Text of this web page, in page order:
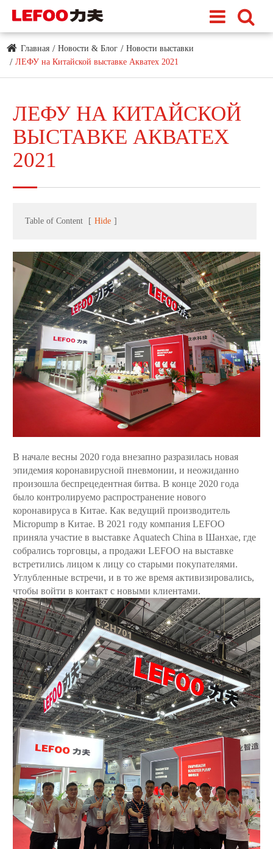
Главная Новости & Блог
Новости выставки
ЛЕФУ на Китайской выставке Акватех 2021
ЛЕФУ НА КИТАЙСКОЙ
ВЫСТАВКЕ АКВАТЕХ
2021
Table of Content [ Hide ]
В начале весны 2020 года внезапно разразилась новая
эпидемия коронавирусной пневмонии, и неожиданно
произошла беспрецедентная битва. В конце 2020 года
было контролируемо распространение нового
коронавируса в Китае. Как ведущий производитель
Micropump в Китае. В 2021 году компания LEFOO
приняла участие в выставке Aquatech China в Шанхае, где
собрались торговцы, а продажи LEFOO на выставке
встретились лицом к лицу со старыми покупателями.
Углубленные встречи, и в то же время активизировались,
чтобы войти в контакт с новыми клиентами.